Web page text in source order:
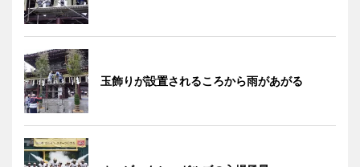
玉飾りが設置されるころから雨があがる